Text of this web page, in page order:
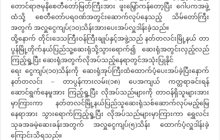
တောင်ရာဇမုနိစေတီတော်မြတ်ကြီးအား ဖူးမြှော်ကန်တော့ပြီး ဂေါပကအဖွဲ့
ထံသို့ စေတီတော်ပရဝဏ်အတွင်းဆောက်လုပ်နေသည့် သိမ်တော်ကြီး
အတွက် အလှူငွေကျပ်(၁၀)သိန်းအားပေးအပ်လှူဒါန်းခဲ့သည်။
ထို့နောက် တိုင်းဒေသကြီးဝန်ကြီးချုပ်နှင့်အဖွဲ့သည် နတ်တလင်းမြို့နယ် တာ
ပွန်မြို့တိုက်နယ်ပြည်သူ့ဆေးရုံသို့သွားရောက်၍ ဆေးရုံအတွင်းလှည့်လည်
ကြည့်ရှု့ပြီး ဆေးရုံအတွက်လိုအပ်သည့်နေရာတွင်အသုံးပြုနိုင်‌
ရေး ငွေကျပ်(၁၀)သိန်းကို ဆေးရုံအုပ်ကြီးထံထောက်ပံ့ပေးအပ်ခဲ့ပြီး‌နောက်
နတ်တလင်း – တာပွန်ကားလမ်း(၁၈) ပေအကျယ် ကတ္တရာခင်းရန်
ဆောင်ရွက်နေမှုအား ကြည့်ရှု့ပြီး လိုအပ်သည်များကို တာဝန်ရှိသူများအား
မှာကြားကာ နတ်တလင်မြို့နယ်ပြည်သူဆေးရုံသစ်ဆောက်လုပ်မည့်မြေ
နေရာအား သွားရောက်ကြည့်ရှု့ပြီး လိုအပ်သည်များမှာကြားကာ ရွှေလင်း
သုခအခမဲ့ဆေးခန်းအတွက် အလှူငွေကျပ်(၅)သိန်း ထောက်ပံ့လှူဒါန်းခဲ့
ကြောင်းသိရသည်။